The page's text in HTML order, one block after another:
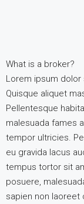
What is a broker?
Lorem ipsum
Quisque aliquet
Pellentesque
malesuada fames
tempor ultricies.
eu gravida lacus
tempus tortor sit
posuere,
sapien non